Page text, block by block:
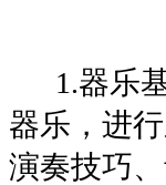
1.器乐基
器乐，进
演奏技巧、